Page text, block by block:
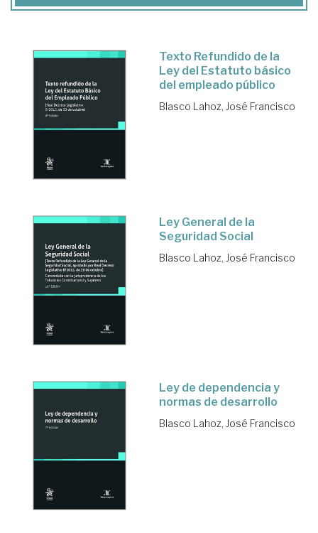
Texto Refundido de la
Ley del Estatuto básico
del empleado público
Blasco Lahoz, José Francisco
Ley General de la
Seguridad Social
Blasco Lahoz, José Francisco
Ley de dependencia y
normas de desarrollo
Blasco Lahoz, José Francisco